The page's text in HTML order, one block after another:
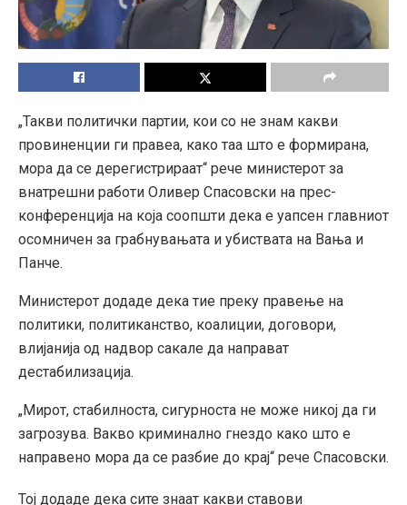
„Такви политички партии, кои со не знам какви
провиненции ги правеа, како таа што е формирана,
мора да се дерегистрираат“ рече министерот за
внатрешни работи Оливер Спасовски на прес-
конференција на која соопшти дека е уапсен главниот
осомничен за грабнувањата и убиствата на Вања и
Панче.
Министерот додаде дека тие преку правење на
политики, политиканство, коалиции, договори,
влијанија од надвор сакале да направат
дестабилизација.
„Мирот, стабилноста, сигурноста не може никој да ги
загрозува. Вакво криминално гнездо како што е
направено мора да се разбие до крај“ рече Спасовски.
Тој додаде дека сите знаат какви ставови